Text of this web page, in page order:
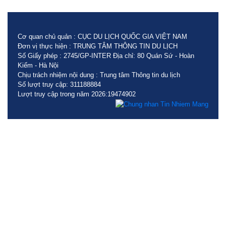
Cơ quan chủ quản : CỤC DU LỊCH QUỐC GIA VIỆT NAM
Đơn vị thực hiện : TRUNG TÂM THÔNG TIN DU LỊCH
Số Giấy phép : 2745/GP-INTER Địa chỉ: 80 Quán Sứ - Hoàn
Kiếm - Hà Nội
Chịu trách nhiệm nội dung : Trung tâm Thông tin du lịch
Số lượt truy cập: 311188884
Lượt truy cập trong năm 2026:19474902